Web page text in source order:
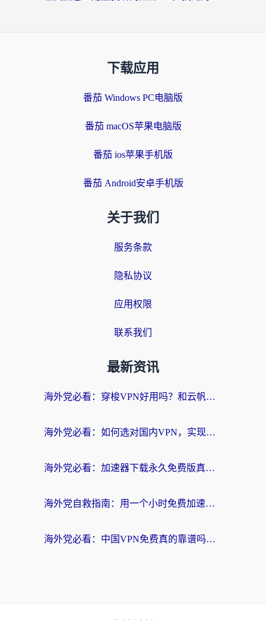
下载应用
番茄 Windows PC电脑版
番茄 macOS苹果电脑版
番茄 ios苹果手机版
番茄 Android安卓手机版
关于我们
服务条款
隐私协议
应用权限
联系我们
最新资讯
海外党必看：穿梭VPN好用吗？和云帆VPN对比哪个回国效果更好？附真实测评+避坑指南
海外党必看：如何选对国内VPN，实现无缝访问国内资源？
海外党必看：加速器下载永久免费版真的存在吗？教你无缝访问国内资源的正确姿势
海外党自救指南：用一个小时免费加速器，轻松打破国内资源访问壁垒？
海外党必看：中国VPN免费真的靠谱吗？手把手教你选对回国加速器